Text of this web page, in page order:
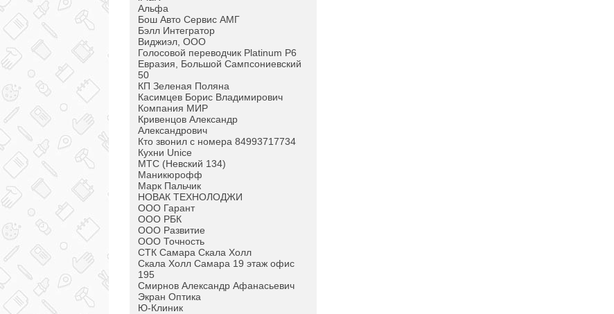
Альфа
Бош Авто Сервис АМГ
Бэлл Интегратор
Виджиэл, ООО
Голосовой переводчик Platinum P6
Евразия, Большой Сампсониевский
50
КП Зеленая Поляна
Касимцев Борис Владимирович
Компания МИР
Кривенцов Александр
Александрович
Кто звонил с номера 84993717734
Кухни Unice
МТС (Невский 134)
Маникюрофф
Марк Пальчик
НОВАК ТЕХНОЛОДЖИ
ООО Гарант
ООО РБК
ООО Развитие
ООО Точность
СТК Самара Скала Холл
Скала Холл Самара 19 этаж офис
195
Смирнов Александр Афанасьевич
Экран Оптика
Ю-Клиник